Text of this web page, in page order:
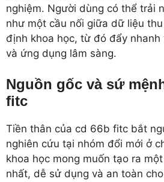
nghiệm. Người dùng có thể trải
như một cầu nối giữa dữ liệu
định khoa học, từ đó đẩy
và ứng dụng lâm sàng.
Nguồn gốc và sứ
fitc
Tiền thân của cd 66b fitc bắt
nghiên cứu tại nhóm đổi mới ở
khoa học mong muốn tạo ra
nhất, dễ sử dụng và an toàn